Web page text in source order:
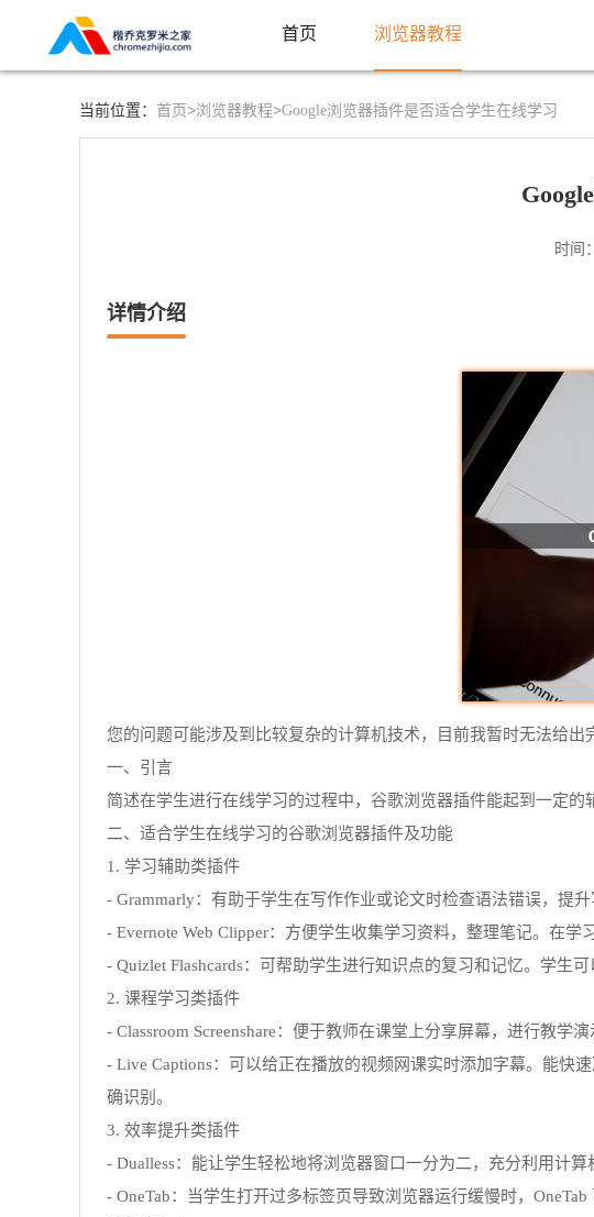
首页 浏览器教程
当前位置： 首页>浏览器教程>Google浏览器插件是否适合学生在线学习
时间
详情介绍
您的问题可能涉及到比较复杂的计算机技术，目前我暂时无法给
一、引言
简述在学生进行在线学习的过程中，谷歌浏览器插件能起到一定
二、适合学生在线学习的谷歌浏览器插件及功能
1. 学习辅助类插件
- Grammarly：有助于学生在写作作业或论文时检查语法错误，提
- Evernote Web Clipper：方便学生收集学习资料，整理笔记。在
- Quizlet Flashcards：可帮助学生进行知识点的复习和记忆。学生
2. 课程学习类插件
- Classroom Screenshare：便于教师在课堂上分享屏幕，进行教学
- Live Captions：可以给正在播放的视频网课实时添加字幕。能快
确识别。
3. 效率提升类插件
- Dualless：能让学生轻松地将浏览器窗口一分为二，充分利用计
- OneTab：当学生打开过多标签页导致浏览器运行缓慢时，